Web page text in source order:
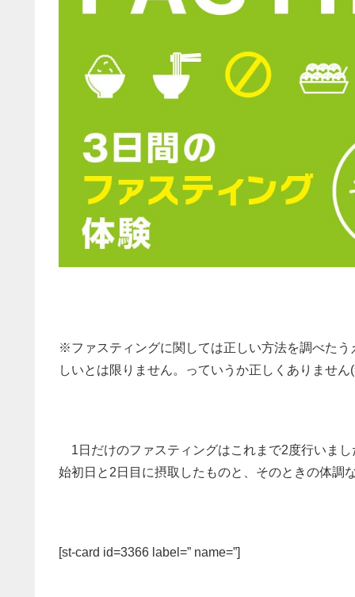
※ファスティングに関しては正しい方法を調べた
しいとは限りません。っていうか正しくありません
1日だけのファスティングはこれまで2度行いま
始初日と2日目に摂取したものと、そのときの体調
[st-card id=3366 label=” name=”]